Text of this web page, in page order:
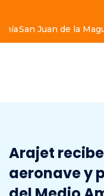
San Juan de la
9 de agosto, con Yiyo
Arajet
aeronave y